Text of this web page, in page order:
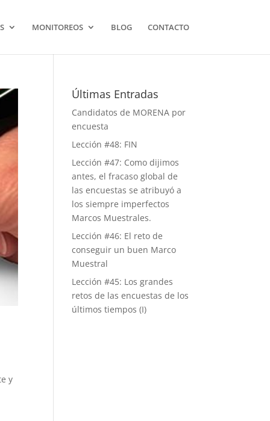
MONITOREOS BLOG CONTACTO
y
Últimas Entradas
Candidatos de MORENA por
encuesta
Lección #48: FIN
Lección #47: Como dijimos
antes, el fracaso global de
las encuestas se atribuyó a
los siempre imperfectos
Marcos Muestrales.
Lección #46: El reto de
conseguir un buen Marco
Muestral
Lección #45: Los grandes
retos de las encuestas de los
últimos tiempos (I)